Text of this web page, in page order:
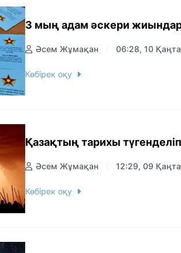
3 мың адам әскери
Әсем Жұмақан 06:28, 10
Көбірек оқу
Қазақтың тарихы
Әсем Жұмақан 12:29, 09
Көбірек оқу